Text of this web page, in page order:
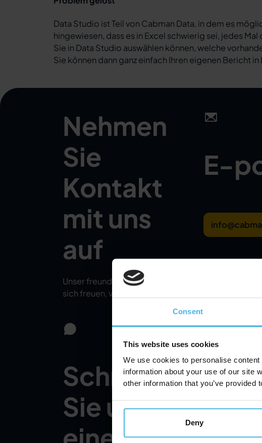
Consent
This website uses cookies
We use cookies to personalise
information about your use of our site
other information that you’ve
Deny
Data Studio ist Teil von Cabman Data, in dem es
hingewiesen, dass es in Excel schwierig sei, jedes
Sie in Data Studio auswählen können, welche
Sie können dann ganz einfach Ihren eigenen Bericht
Nehmen
Sie
Kontakt
mit uns
auf
Unser freundliches Team würde
sich freuen, von Ihnen zu hören.
E-
Schreiben
Sie uns
+31 (0) 13